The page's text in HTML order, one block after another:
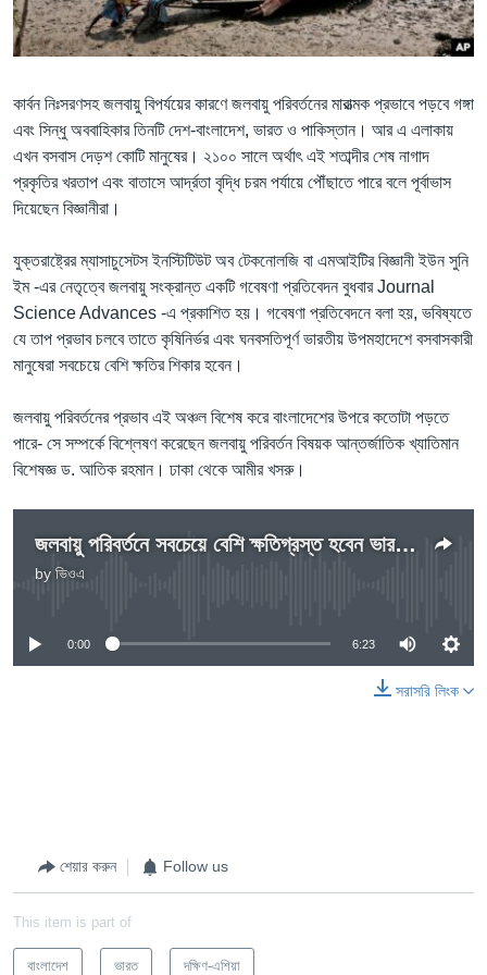
Learning English
FOLLOW US
অন্য ভাষায় ওয়েব সাইট
কার্বন নিঃসরণসহ জলবায়ু বিপর্যয়ের কারণে জলবায়ু পরিবর্তনের মারাত্মক প্রভাবে পড়বে গঙ্গা
এবং সিন্ধু অববাহিকার তিনটি দেশ-বাংলাদেশ, ভারত ও পাকিস্তান। আর এ এলাকায়
এখন বসবাস দেড়শ কোটি মানুষের। ২১০০ সালে অর্থাৎ এই শতাব্দীর শেষ নাগাদ
প্রকৃতির খরতাপ এবং বাতাসে আর্দ্রতা বৃদ্ধি চরম পর্যায়ে পৌঁছাতে পারে বলে পূর্বাভাস
দিয়েছেন বিজ্ঞানীরা।
যুক্তরাষ্ট্রের ম্যাসাচুসেটস ইনস্টিটিউট অব টেকনোলজি বা এমআইটির বিজ্ঞানী ইউন সুনি
ইম -এর নেতৃত্বে জলবায়ু সংক্রান্ত একটি গবেষণা প্রতিবেদন বুধবার Journal
Science Advances -এ প্রকাশিত হয়। গবেষণা প্রতিবেদনে বলা হয়, ভবিষ্যতে
যে তাপ প্রভাব চলবে তাতে কৃষিনির্ভর এবং ঘনবসতিপূর্ণ ভারতীয় উপমহাদেশে বসবাসকারী
মানুষেরা সবচেয়ে বেশি ক্ষতির শিকার হবেন।
জলবায়ু পরিবর্তনের প্রভাব এই অঞ্চল বিশেষ করে বাংলাদেশের উপরে কতোটা পড়তে
পারে- সে সম্পর্কে বিশ্লেষণ করেছেন জলবায়ু পরিবর্তন বিষয়ক আন্তর্জাতিক খ্যাতিমান
বিশেষজ্ঞ ড. আতিক রহমান। ঢাকা থেকে আমীর খসরু।
জলবায়ু পরিবর্তনে সবচেয়ে বেশি ক্ষতিগ্রস্ত হবেন ভারতীয় উপমহাদেশের মানুষেরা
by ভিওএ
0:00 6:23
সরাসরি লিংক
শেয়ার করুন Follow us
This item is part of
বাংলাদেশ ভারত দক্ষিণ-এশিয়া